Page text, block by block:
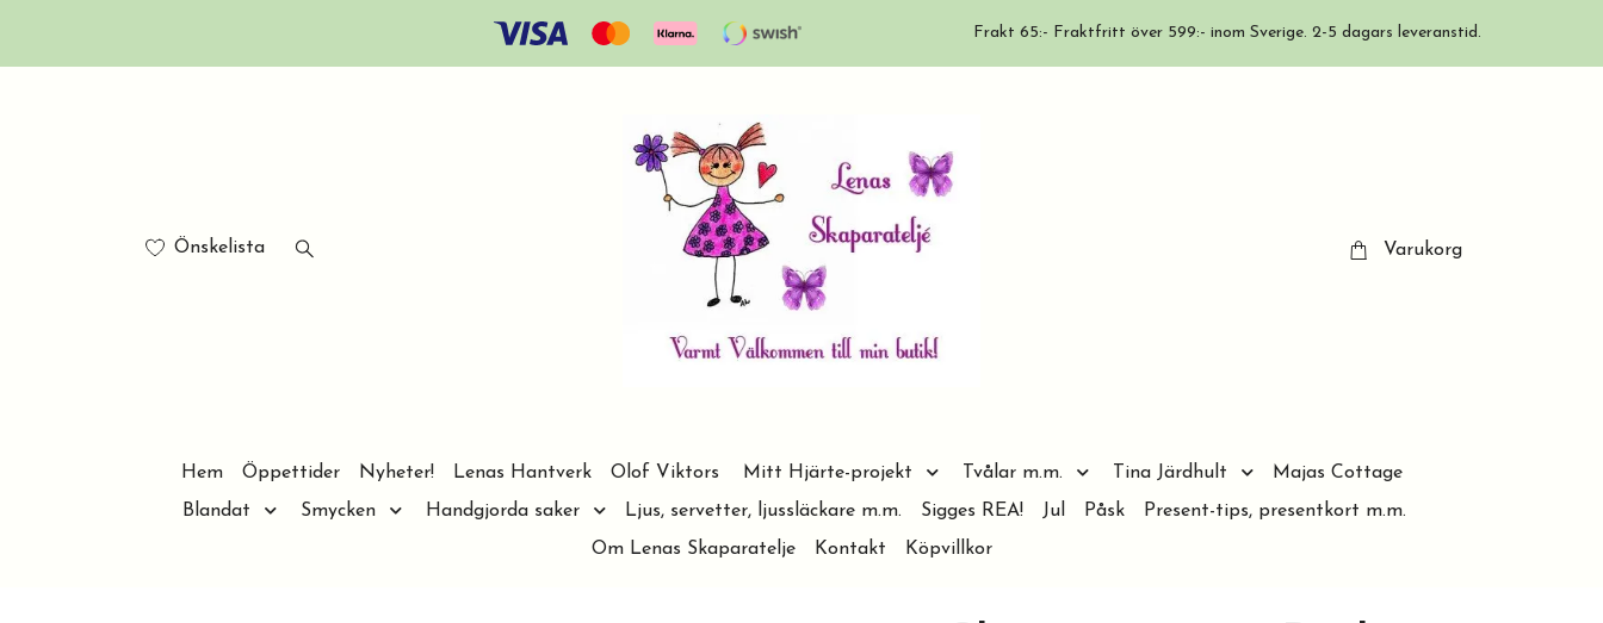
Frakt 65:- Fraktfritt över 599:- inom Sverige. 2-5 dagars leveranstid.
Önskelista Varukorg
Hem Öppettider Nyheter! Lenas Hantverk Olof Viktors Mitt Hjärte-projekt Tvålar m.m. Tina Järdhult
Majas Cottage
Blandat
Smycken Handgjorda saker Ljus, servetter, ljussläckare m.m. Sigges REA! Jul Påsk
Present-tips, presentkort m.m.
Om Lenas Skaparatelje
Kontakt Köpvillkor